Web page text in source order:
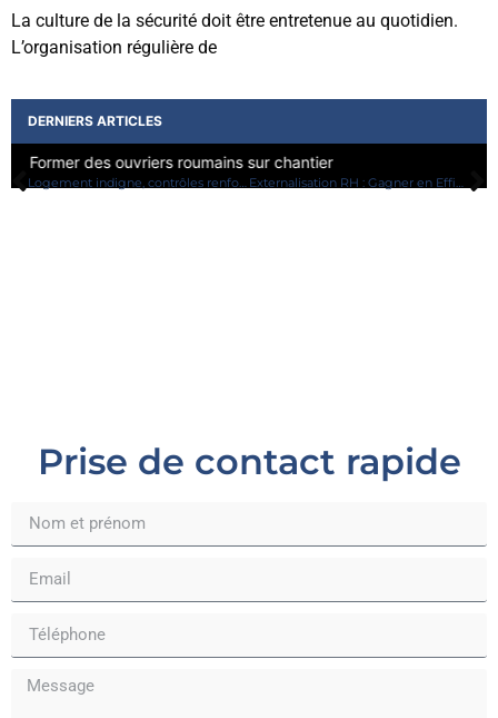
La culture de la sécurité doit être entretenue au quotidien.
L’organisation régulière de
DERNIERS ARTICLES
Former des ouvriers roumains sur chantier
Logement indigne, contrôles renforcés : quel avenir pour le recrutement saisonnier en Europe ? Externalisation RH : Gagner en Efficacité avec Horizon Interim
Prise de contact rapide